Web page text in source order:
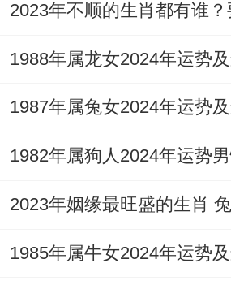
探究将生肖特质转化为MBTI
龙宝宝流行满足条件ENTP
当这类宝宝遇上属猴或属鸡
进成思维碰撞~也说不定创
全球化背景下得文化融合~